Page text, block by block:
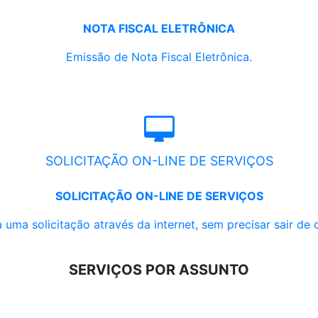
NOTA FISCAL ELETRÔNICA
Emissão de Nota Fiscal Eletrônica.
SOLICITAÇÃO ON-LINE DE SERVIÇOS
SOLICITAÇÃO ON-LINE DE SERVIÇOS
uma solicitação através da internet, sem precisar sair de
SERVIÇOS POR ASSUNTO